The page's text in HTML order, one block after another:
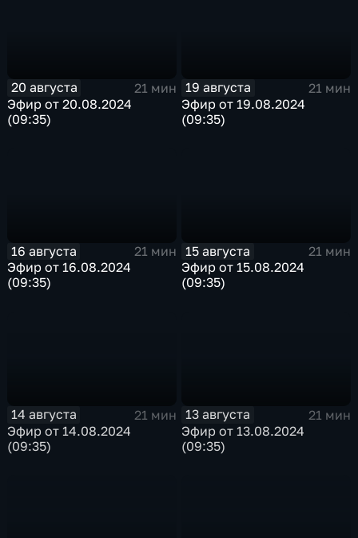
20 августа
21 мин
Эфир от 20.08.2024
(09:35)
19 августа
21 мин
Эфир от 19.08.2024
(09:35)
16 августа
21 мин
Эфир от 16.08.2024
(09:35)
15 августа
21 мин
Эфир от 15.08.2024
(09:35)
14 августа
21 мин
Эфир от 14.08.2024
(09:35)
13 августа
21 мин
Эфир от 13.08.2024
(09:35)